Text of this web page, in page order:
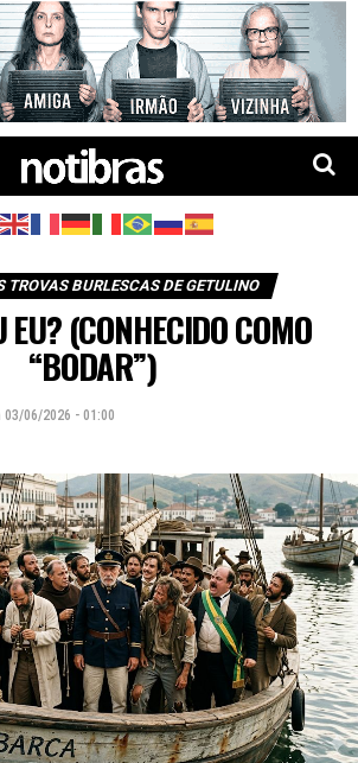
TROVAS BURLESCAS DE GETULINO
EU? (CONHECIDO COMO
“BODAR”)
03/06/2026 - 01:00